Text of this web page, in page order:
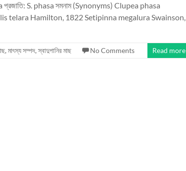
S. phasa সমনাম (Synonyms) Clupea phasa
telara Hamilton, 1822 Setipinna megalura Swainson,
, মাৎস্য সম্পদ,স্বাদুপানির মাছ No Comments Read more